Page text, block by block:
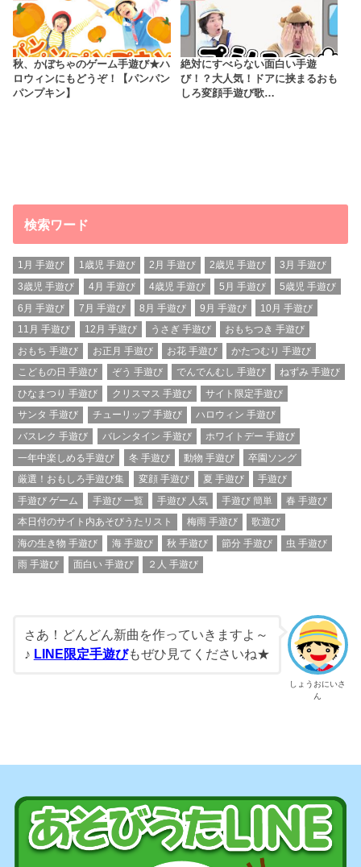
秋、かぼちゃのゲーム手遊び★ハ
ロウィンにもどうぞ！【パンパン
パンプキン】
絶対にすべらない面白い手遊
び！？大人気！ドアに挟まるおも
しろ変顔手遊び歌…
検索ワード
1月 手遊び 1歳児 手遊び 2月 手遊び 2歳児 手遊び
3月 手遊び
3歳児 手遊び
4月 手遊び 4歳児 手遊び 5月 手遊び
5歳児 手遊び
6月 手遊び
7月 手遊び 8月 手遊び 9月 手遊び
10月 手遊び
11月 手遊び
12月 手遊び うさぎ 手遊び
おもちつき 手遊び
おもち 手遊び
お正月 手遊び お花 手遊び
かたつむり 手遊び
こどもの日 手遊び
ぞう 手遊び でんでんむし 手遊び
ねずみ 手遊び
ひなまつり 手遊び
クリスマス 手遊び
サイト限定手遊び
サンタ 手遊び
チューリップ 手遊び
ハロウィン 手遊び
バスレク 手遊び
バレンタイン 手遊び
ホワイトデー 手遊び
一年中楽しめる手遊び
冬 手遊び 動物 手遊び
卒園ソング
厳選！おもしろ手遊び集
変顔 手遊び 夏 手遊び
手遊び
手遊び ゲーム
手遊び 一覧 手遊び 人気 手遊び 簡単
春 手遊び
本日付のサイト内あそびうたリスト
梅雨 手遊び
歌遊び
海の生き物 手遊び
海 手遊び 秋 手遊び 節分 手遊び
虫 手遊び
雨 手遊び
面白い 手遊び ２人 手遊び
しょうおにいさ
ん
さ あ！どんどん新曲を作っていきますよ～
♪ LINE限定手遊びもぜひ見てくださいね★